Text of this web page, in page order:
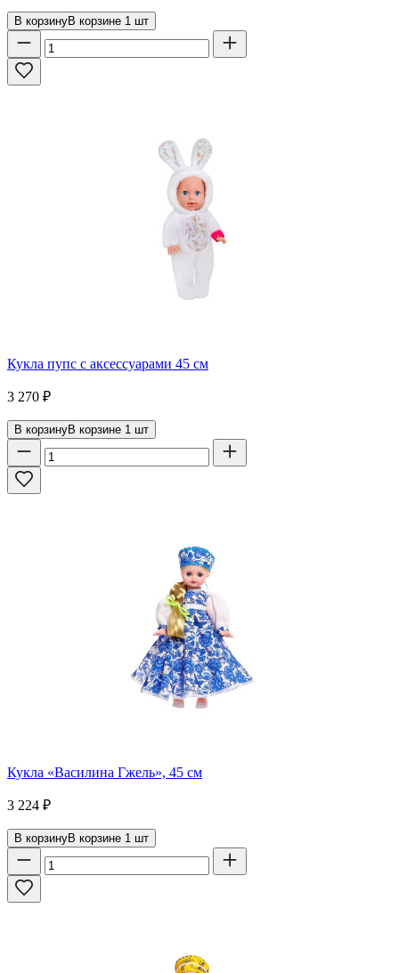
В корзинуВ корзине 1 шт
Кукла пупс с аксессуарами 45 см
3 270 ₽
В корзинуВ корзине 1 шт
Кукла «Василина Гжель», 45 см
3 224 ₽
В корзинуВ корзине 1 шт